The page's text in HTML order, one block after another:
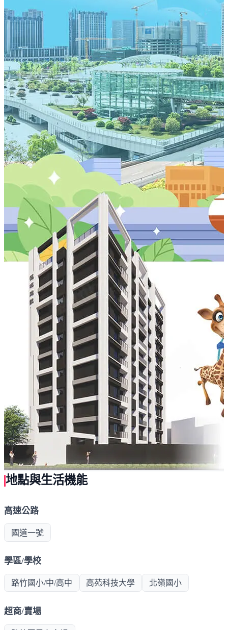
地點與生活機能
高速公路
國道一號
學區/學校
路竹國小/中/高中 高苑科技大學 北嶺國小
超商/賣場